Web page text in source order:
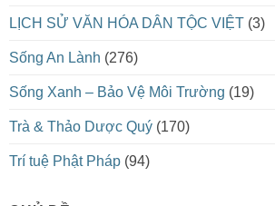
LỊCH SỬ VĂN HÓA DÂN TỘC VIỆT (3)
Sống An Lành (276)
Sống Xanh – Bảo Vệ Môi Trường (19)
Trà & Thảo Dược Quý (170)
Trí tuệ Phật Pháp (94)